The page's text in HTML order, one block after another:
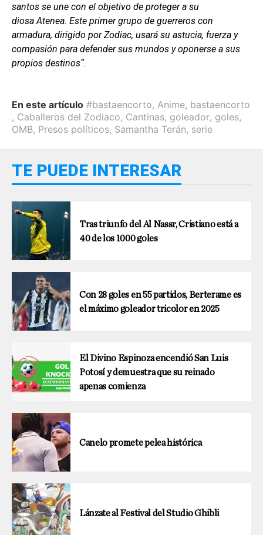
santos se une con el objetivo de proteger a su
diosa Atenea. Este primer grupo de guerreros con
armadura, dirigido porZodiac, usará su astucia, fuerza y
compasión para defender sus mundos y oponerse a sus
propios destinos“.
En este artículo #bastaencorto, Anime, bastaencorto
, Caballeros del Zodiaco, Cantinas, goleador, goles,
OMB, Presos políticos, Samantha Terán, serie
TE PUEDE INTERESAR
Tras triunfo del Al Nassr, Cristiano está a
40 de los 1000 goles
Con 28 goles en 55 partidos, Berterame es
el máximo goleador tricolor en 2025
El Divino Espinoza encendió San Luis
Potosí y demuestra que su reinado
apenas comienza
Canelo promete pelea histórica
Lánzate al Festival del Studio Ghibli